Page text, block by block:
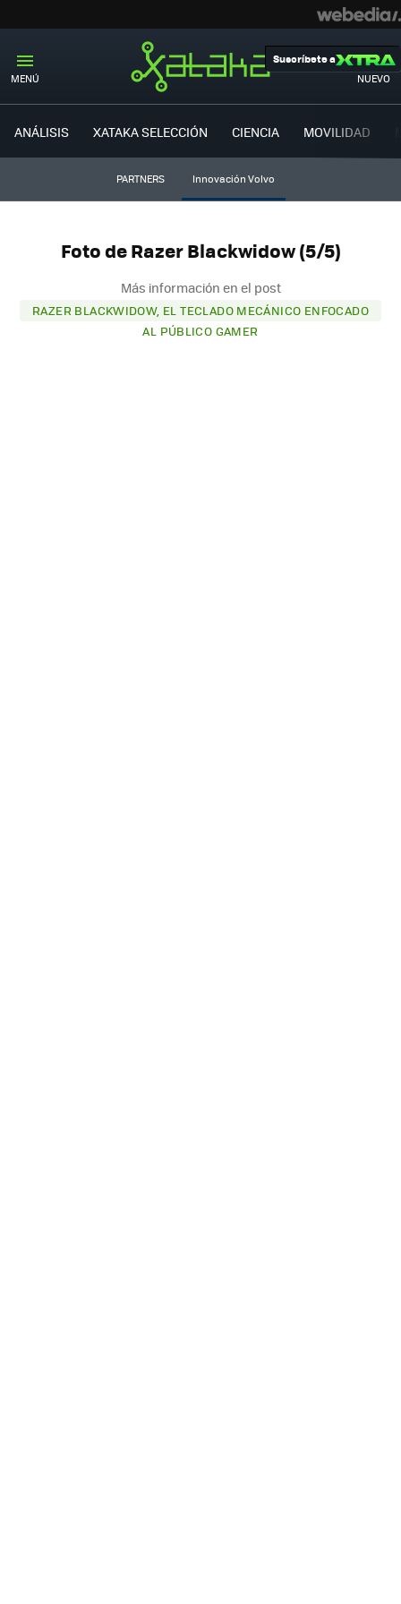
MENÚ NUEVO
Suscríbete a
ANÁLISIS XATAKA SELECCIÓN CIENCIA MOVILIDAD
PARTNERS Innovación Volvo
Foto de Razer Blackwidow (5/5)
Más información en el post
RAZER BLACKWIDOW, EL TECLADO MECÁNICO ENFOCADO
AL PÚBLICO GAMER